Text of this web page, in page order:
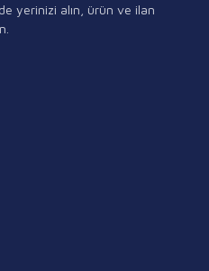
yerinizi alın, ürün ve ilan